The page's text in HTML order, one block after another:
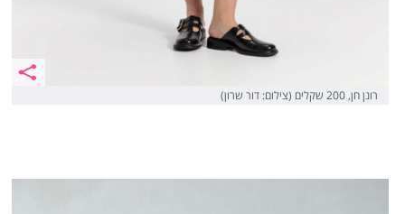
רונן חן, 200 שקלים (צילום: דור שרון)